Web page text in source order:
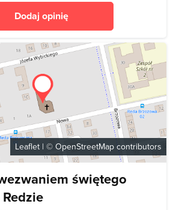
Dodaj opinię
Leaflet | © OpenStreetMap contributors
świętego